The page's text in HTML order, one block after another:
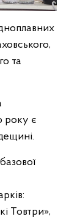
та
року є
Товтри»,